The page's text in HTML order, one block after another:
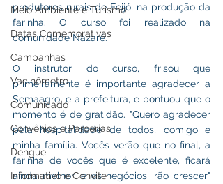
Meio Ambiente e Turismo
Datas Comemorativas
Campanhas
Vacinômetro
Comunicado
Convênios e Parcerias
Dengue
Informativo e Convite
produtores rurais de Feijó, na produção da
farinha. O curso foi realizado na
comunidade Nazaré.
O instrutor do curso, frisou que
primeiramente é importante agradecer a
Semaagro, e a prefeitura, e pontuou que o
momento é de gratidão. "Quero agradecer
pela hospitalidade de todos, comigo e
minha família. Vocês verão que no final, a
farinha de vocês que é excelente, ficará
ainda melhor, e os negócios irão crescer"